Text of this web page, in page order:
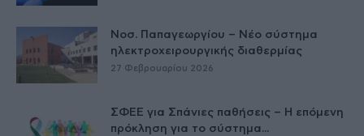
Νοσ. Παπαγεωργίου – Νέο σύστημα
ηλεκτροχειρουργικής διαθερμίας
27 Φεβρουαρίου 2026
ΣΦΕΕ για Σπάνιες παθήσεις – Η επόμενη
πρόκληση για το σύστημα...